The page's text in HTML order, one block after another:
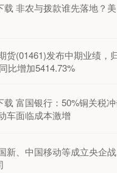
非农与拨款谁先落地？美
货(01461)发布中期业绩，
比增加5414.73%
富国银行：50%铜关税
车面临成本激增
新、中国移动等成立央企战